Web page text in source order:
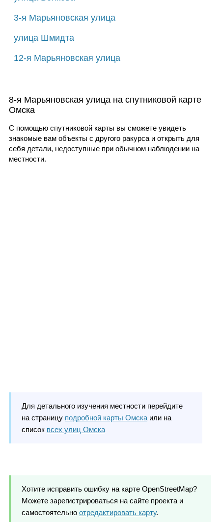
3-я Марьяновская улица
улица Шмидта
12-я Марьяновская улица
8-я Марьяновская улица на спутниковой карте
Омска
С помощью спутниковой карты вы сможете увидеть
знакомые вам объекты с другого ракурса и открыть для
себя детали, недоступные при обычном наблюдении на
местности.
Для детального изучения местности перейдите
на страницу подробной карты Омскаили на
список всех улиц Омска
Хотите исправить ошибку на карте OpenStreetMap?
Можете зарегистрироваться на сайте проекта и
самостоятельно отредактировать карту.